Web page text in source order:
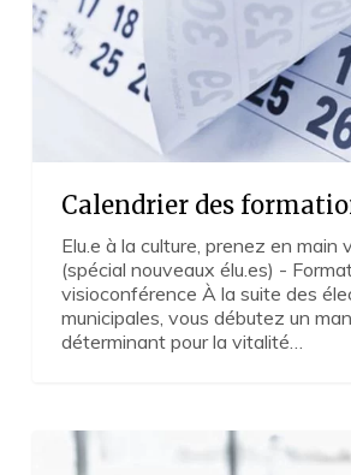
Calendrier des
Elu.e à la culture, prenez en main
(spécial nouveaux élu.es) -
visioconférence À la suite des
municipales, vous débutez un
déterminant pour la vitalité…